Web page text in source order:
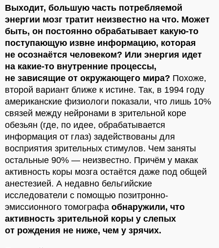
Выходит, большую часть потребляемой
энергии мозг тратит неизвестно на что. Может
быть, он постоянно обрабатывает какую-то
поступающую извне информацию, которая
не осознаётся человеком? Или энергия идет
на какие-то внутренние процессы,
не зависящие от окружающего мира? Похоже,
второй вариант ближе к истине. Так, в 1994 году
американские физиологи показали, что лишь 10%
связей между нейронами в зрительной коре
обезьян (где, по идее, обрабатывается
информация от глаз) задействованы для
восприятия зрительных стимулов. Чем заняты
остальные 90% — неизвестно. Причём у макак
активность коры мозга остаётся даже под общей
анестезией. А недавно бельгийские
исследователи с помощью позитронно-
эмиссионного томографа обнаружили, что
активность зрительной коры у слепых
от рождения не ниже, чем у зрячих.